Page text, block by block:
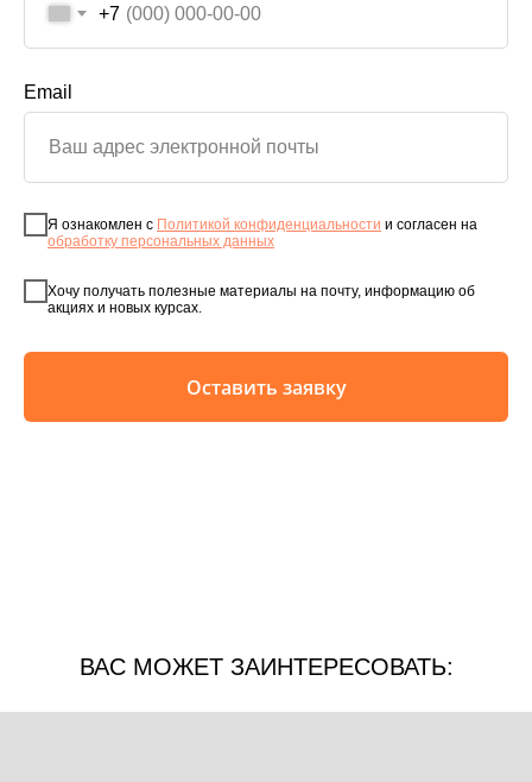
+7
Email
Я ознакомлен с Политикой конфиденциальности и согласен на
обработку персональных данных
Хочу получать полезные материалы на почту, информацию об
акциях и новых курсах.
Оставить заявку
ВАС МОЖЕТ ЗАИНТЕРЕСОВАТЬ: